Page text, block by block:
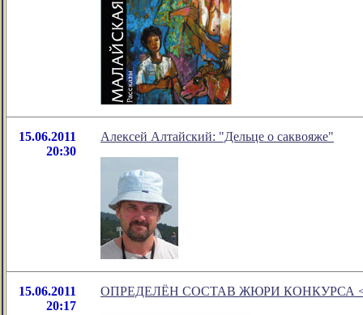
15.06.2011
20:30
Алексей Алтайский: "Дельце о саквояже"
15.06.2011
20:17
ОПРЕДЕЛЁН СОСТАВ ЖЮРИ КОНКУРСА